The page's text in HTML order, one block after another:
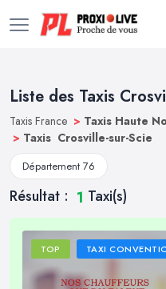
Liste des Taxis
Taxis France > Taxis Haute
> Taxis Crosville-sur-Scie
Département 76
Résultat : 1 Taxi(s)
TOP TAXI